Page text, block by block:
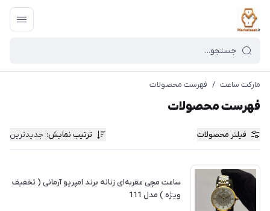
مارکت ساعت / فهرست محصولات
فهرست محصولات
فیلتر محصولات ترتیب نمایش: جدیدترین
ساعت مچی عقربه‌ای زنانه برند امپریو آرمانی ( تخفیف
ویژه ) مدل 111